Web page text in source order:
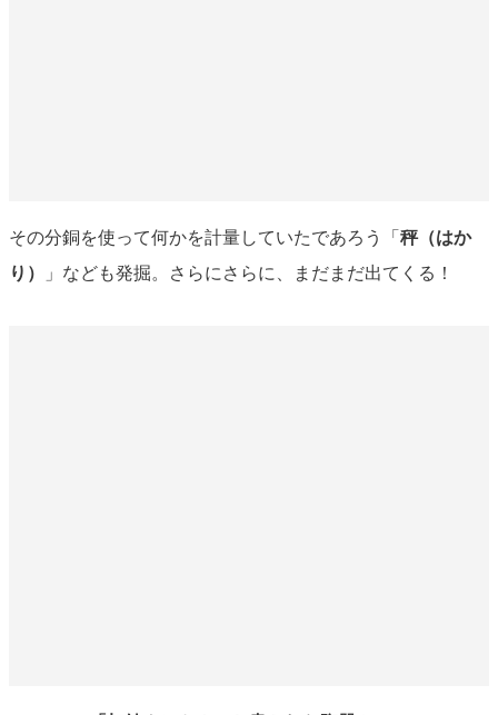
その分銅を使って何かを計量していたであろう「秤（はか
り）
」なども発掘。さらにさらに、まだまだ出てくる！